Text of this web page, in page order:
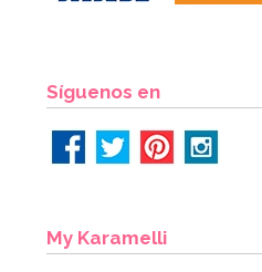
Síguenos en
My Karamelli